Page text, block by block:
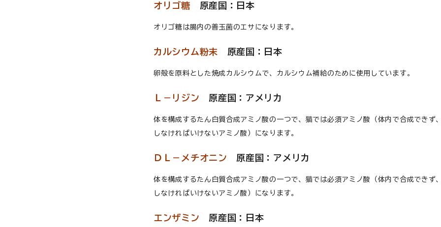
オリゴ糖 原産国：日本
オリゴ糖は腸内の善玉菌のエサになります。
カルシウム粉末 原産国：日本
卵殻を原料とした焼成カルシウムで、カルシウム補給のために使用しています。
Ｌ－リジン 原産国：アメリカ
体を構成するたん白質合成アミノ酸の一つで、猫では必須アミノ酸（体内で合成できず
しなければいけないアミノ酸）になります。
ＤＬ－メチオニン 原産国：アメリカ
体を構成するたん白質合成アミノ酸の一つで、猫では必須アミノ酸（体内で合成できず
しなければいけないアミノ酸）になります。
エンザミン 原産国：日本